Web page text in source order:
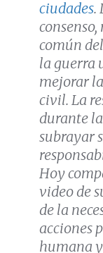
ciudades.
común
la guerra
mejorar
civil. La
durante
subrayar
Hoy
video de
de la
acciones
humana